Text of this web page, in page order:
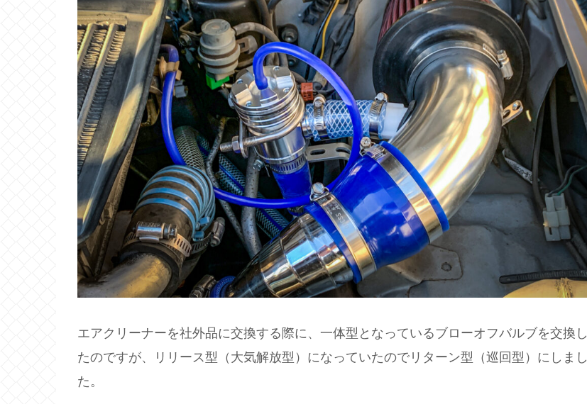
エアクリーナーを社外品に交換する際に、一体型となっているブローオフバルブを交換し
たのですが、リリース型（大気解放型）になっていたのでリターン型（巡回型）にしまし
た。